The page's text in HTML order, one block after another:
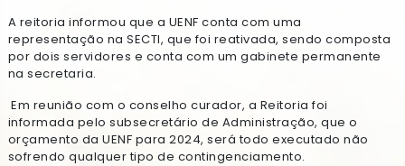
A reitoria informou que a UENF conta com uma
representação na SECTI, que foi reativada, sendo composta
por dois servidores e conta com um gabinete permanente
na secretaria.
Em reunião com o conselho curador, a Reitoria foi
informada pelo subsecretário de Administração, que o
orçamento da UENF para 2024, será todo executado não
sofrendo qualquer tipo de contingenciamento.